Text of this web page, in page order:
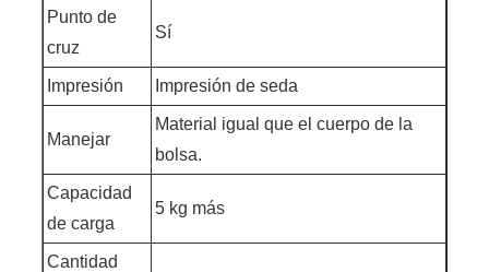
Punto de
cruz
Sí
Impresión Impresión de seda
Manejar
Material igual que el cuerpo de la
bolsa.
Capacidad
de carga
5 kg más
Cantidad